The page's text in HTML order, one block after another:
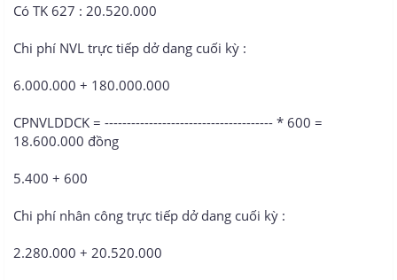
Có TK 627 : 20.520.000
Chi phí NVL trực tiếp dở dang cuối kỳ :
6.000.000 + 180.000.000
CPNVLDDCK = -------------------------------------- * 600 =
18.600.000 đồng
5.400 + 600
Chi phí nhân công trực tiếp dở dang cuối kỳ :
2.280.000 + 20.520.000